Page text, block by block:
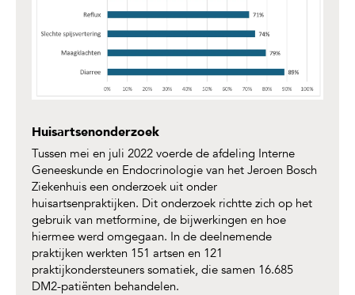
Huisartsenonderzoek
Tussen mei en juli 2022 voerde de afdeling Interne
Geneeskunde en Endocrinologie van het Jeroen Bosch
Ziekenhuis een onderzoek uit onder
huisartsenpraktijken. Dit onderzoek richtte zich op het
gebruik van metformine, de bijwerkingen en hoe
hiermee werd omgegaan. In de deelnemende
praktijken werkten 151 artsen en 121
praktijkondersteuners somatiek, die samen 16.685
DM2-patiënten behandelen.